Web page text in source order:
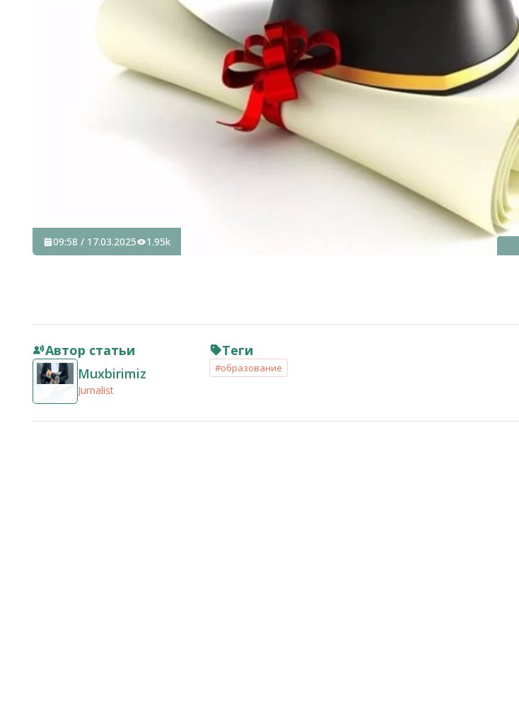
09:58 / 17.03.2025 1.95k
Автор статьи
Muxbirimiz
Jurnalist
Теги
#образование